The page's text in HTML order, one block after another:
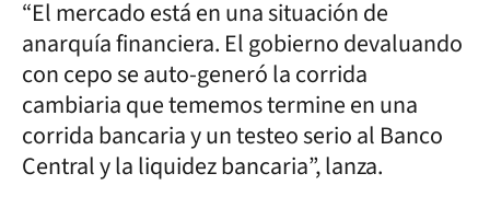
“El mercado está en una situación de
anarquía financiera. El gobierno devaluando
con cepo se auto-generó la corrida
cambiaria que tememos termine en una
corrida bancaria y un testeo serio al Banco
Central y la liquidez bancaria”, lanza.